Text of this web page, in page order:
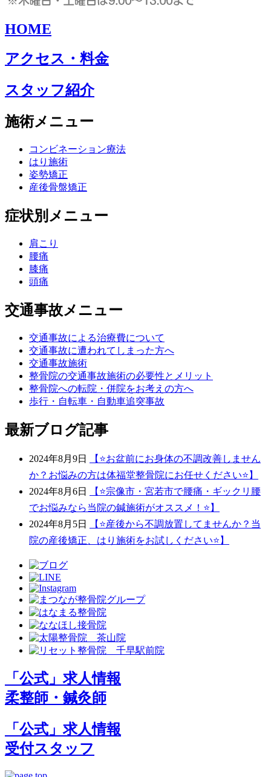
HOME
アクセス・料金
スタッフ紹介
施術メニュー
コンビネーション療法
はり施術
姿勢矯正
産後骨盤矯正
症状別メニュー
肩こり
腰痛
膝痛
頭痛
交通事故メニュー
交通事故による治療費について
交通事故に遭われてしまった方へ
交通事故施術
整骨院の交通事故施術の必要性とメリット
整骨院への転院・併院をお考えの方へ
歩行・自転車・自動車追突事故
最新ブログ記事
2024年8月9日
【⭐️お盆前にお身体の不調改善しません
か？お悩みの方は体福堂整骨院にお任せください⭐️】
2024年8月6日
【⭐宗像市・宮若市で腰痛・ギックリ腰
でお悩みなら当院の鍼施術がオススメ！⭐】
2024年8月5日
【⭐️産後から不調放置してませんか？当
院の産後矯正、はり施術をお試しください⭐️】
「公式」求人情報
柔整師・鍼灸師
「公式」求人情報
受付スタッフ